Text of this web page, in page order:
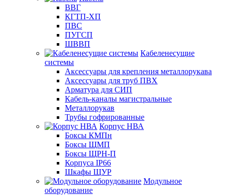
ВВГ
КГТП-ХП
ПВС
ПУГСП
ШВВП
Кабеленесущие
системы
Аксессуары для крепления металлорукава
Аксессуары для труб ПВХ
Арматура для СИП
Кабель-каналы магистральные
Металлорукав
Трубы гофрированные
Корпус НВА
Боксы КМПн
Боксы ЩМП
Боксы ЩРН-П
Корпуса IP66
Шкафы ЩУР
Модульное
оборудование